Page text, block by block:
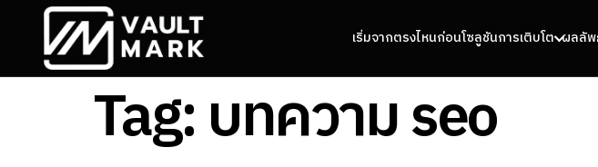
เริ่มจากตรงไหนก่อนโซลูชันการเติบโต ผลลั
Tag:บทความ seo